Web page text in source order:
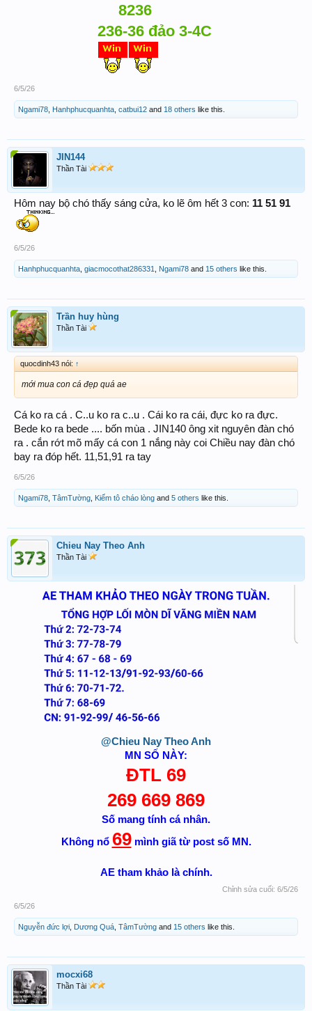
8236
236-36 đảo 3-4C
6/5/26
Ngami78 Hanhphucquanhta catbui12 and 18 others like this.
JIN144
Thần Tài
Hôm nay bộ chó thấy sáng cửa, ko lẽ ôm hết 3 con: 11 51 91
6/5/26
Hanhphucquanhta giacmocothat286331 Ngami78 and 15 others like this.
Trần huy hùng
Thần Tài
quocdinh43 nói: ↑
mới mua con cá đẹp quá ae
Cá ko ra cá . C..u ko ra c..u . Cái ko ra cái, đực ko ra đực.
Bede ko ra bede .... bốn mùa . JIN140 ông xit nguyên đàn chó
ra . cắn rớt mõ mấy cá con 1 nắng này coi Chiều nay đàn chó
bay ra đóp hết. 11,51,91 ra tay
6/5/26
Ngami78 TâmTường Kiếm tô cháo lòng and 5 others like this.
Chieu Nay Theo Anh
Thần Tài
@Chieu Nay Theo Anh
MN SỐ NÀY:
ĐTL 69
269 669 869
Số mang tính cá nhân.
Không nổ 69mình giã từ post số MN.
AE tham khảo là chính.
Chỉnh sửa cuối: 6/5/26
6/5/26
Nguyễn đức lợi Dương Quá TâmTường and 15 others like this.
mocxi68
Thần Tài